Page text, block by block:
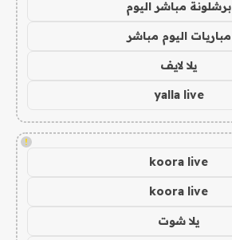
برشلونة مباشر اليوم
مباريات اليوم مباشر
يلا لايف
yalla live
!
koora live
koora live
يلا شوت